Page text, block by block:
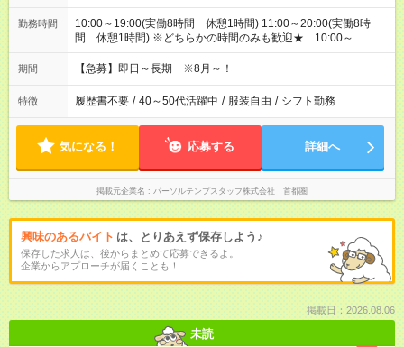
勤務時間
10:00～19:00(実働8時間 休憩1時間) 11:00～20:00(実働8時
間 休憩1時間) ※どちらかの時間のみも歓迎★ 10:00～
18:00、11:00～19:00相談OK！
期間 【急募】即日～長期 ※8月～！
特徴 履歴書不要 / 40～50代活躍中 / 服装自由 / シフト勤務
気になる！ 応募する 詳細へ
掲載元企業名 パーソルテンプスタッフ株式会社 首都圏
興味のあるバイト は、とりあえず保存しよう♪
保存した求人は、後からまとめて応募できるよ。
企業からアプローチが届くことも！
掲載日：2026.08.06
未読